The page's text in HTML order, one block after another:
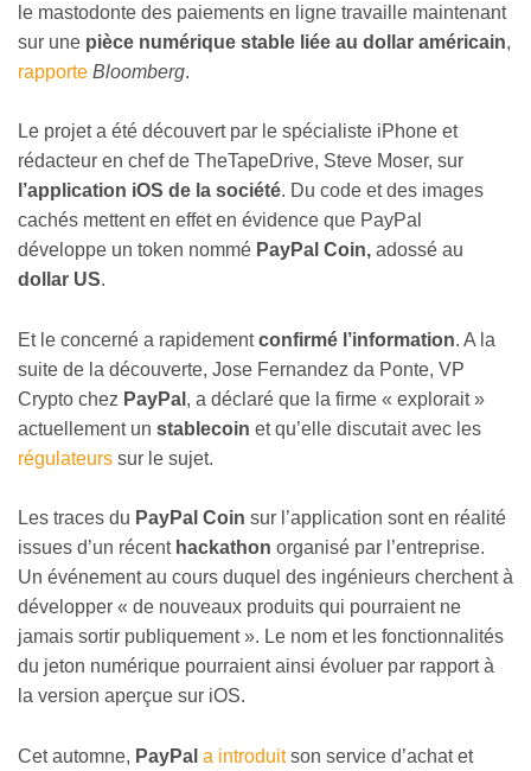
le mastodonte des paiements en ligne travaille maintenant
sur une pièce numérique stable liée au dollar américain,
rapporte Bloomberg.
Le projet a été découvert par le spécialiste iPhone et
rédacteur en chef de TheTapeDrive, Steve Moser, sur
l’application iOS de la société. Du code et des images
cachés mettent en effet en évidence que PayPal
développe un token nommé PayPal Coin, adossé au
dollar US.
Et le concerné a rapidementconfirmé l’information. A la
suite de la découverte, Jose Fernandez da Ponte, VP
Crypto chez PayPal , a déclaré que la firme « explorait »
actuellement un stablecoin et qu’elle discutait avec les
régulateurs sur le sujet.
Les traces du PayPal Coin sur l’application sont en réalité
issues d’un récent hackathon organisé par l’entreprise.
Un événement au cours duquel des ingénieurs cherchent à
développer « de nouveaux produits qui pourraient ne
jamais sortir publiquement ». Le nom et les fonctionnalités
du jeton numérique pourraient ainsi évoluer par rapport à
la version aperçue sur iOS.
Cet automne, PayPal a introduitson service d’achat et